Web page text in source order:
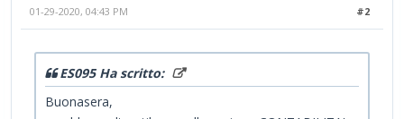
#2
01-29-2020, 04:43 PM
ES095 Ha scritto:
Buonasera,